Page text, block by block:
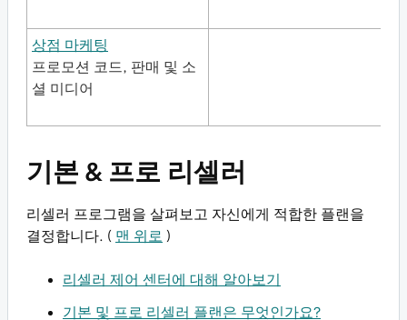
상점 마케팅
프로모션 코드, 판매 및 소
셜 미디어
기본 & 프로 리셀러
리셀러 프로그램을 살펴보고 자신에게 적합한 플랜을
결정합니다. ( 맨 위로 )
리셀러 제어 센터에 대해 알아보기
기본 및 프로 리셀러 플랜은 무엇인가요?